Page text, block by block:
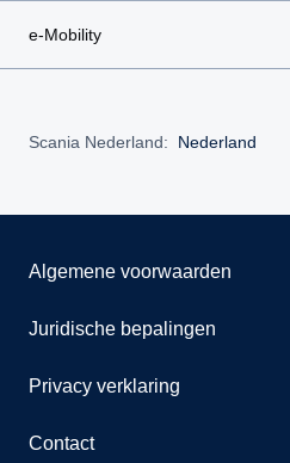
e-Mobility
Scania Nederland: Nederland
Algemene voorwaarden
Juridische bepalingen
Privacy verklaring
Contact